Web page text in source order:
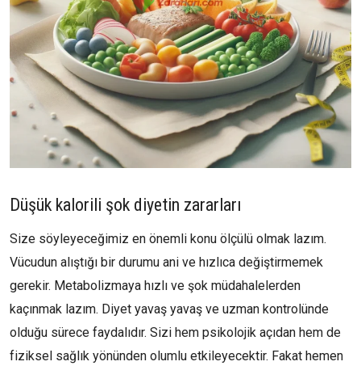
Düşük kalorili şok diyetin zararları
Size söyleyeceğimiz en önemli konu ölçülü olmak lazım.
Vücudun alıştığı bir durumu ani ve hızlıca değiştirmemek
gerekir. Metabolizmaya hızlı ve şok müdahalelerden
kaçınmak lazım. Diyet yavaş yavaş ve uzman kontrolünde
olduğu sürece faydalıdır. Sizi hem psikolojik açıdan hem de
fiziksel sağlık yönünden olumlu etkileyecektir. Fakat hemen